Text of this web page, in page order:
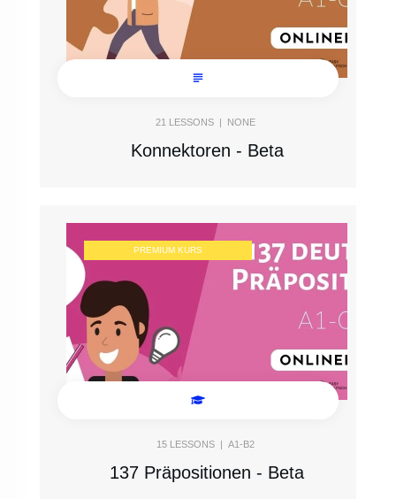
21 LESSONS | NONE
Konnektoren - Beta
PREMIUM KURS
15LESSONS | A1-B2
137 Präpositionen - Beta